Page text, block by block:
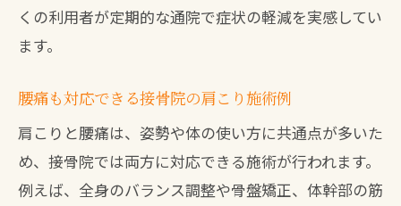
くの利用者が定期的な通院で症状の軽減を実感してい
ます。
腰痛も対応できる接骨院の肩こり施術例
肩こりと腰痛は、姿勢や体の使い方に共通点が多いた
め、接骨院では両方に対応できる施術が行われます。
例えば、全身のバランス調整や骨盤矯正、体幹部の筋